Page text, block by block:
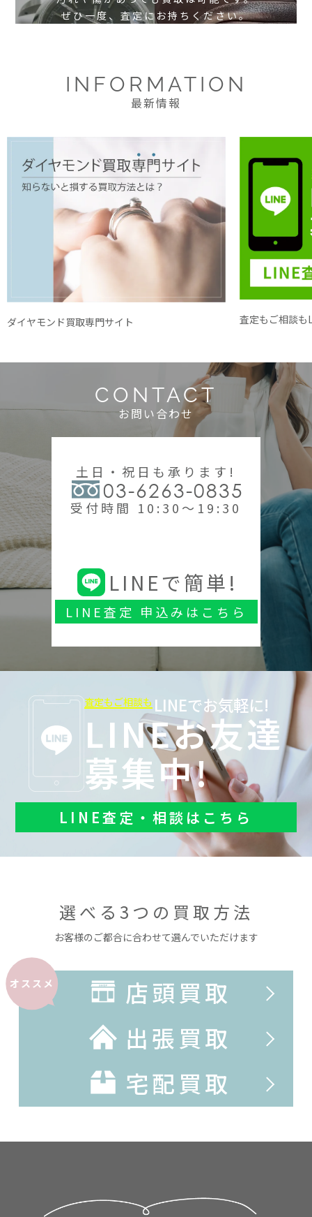
ぜひ一度、査定にお持ちください。
INFORMATION
最新情報
ダイヤモンド買取専門サイト 査定もご相談も
CONTACT
お問い合わせ
土日・祝日も承ります!
03-6263-0835
受付時間 10:30～19:30
LINEで簡単!
LINE査定 申込みはこちら
査定もご相談も LINEでお気軽に!
LINEお友達
募集中!
LINE査定・相談はこちら
選べる3つの買取方法
お客様のご都合に合わせて選んでいただけます
オススメ
店頭買取
出張買取
宅配買取